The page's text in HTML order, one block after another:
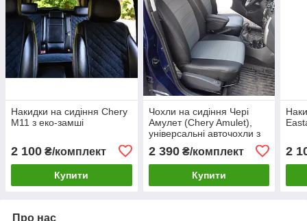
Накидки на сидіння Chery
M11 з еко-замші
2 100 ₴/комплект
Купити
Чохли на сидіння Чері
Амулет (Chery Amulet),
універсальні авточохли з
екошкіри в Україні Чорно-
сірий
2 390₴/комплект
Купити
2
Про нас